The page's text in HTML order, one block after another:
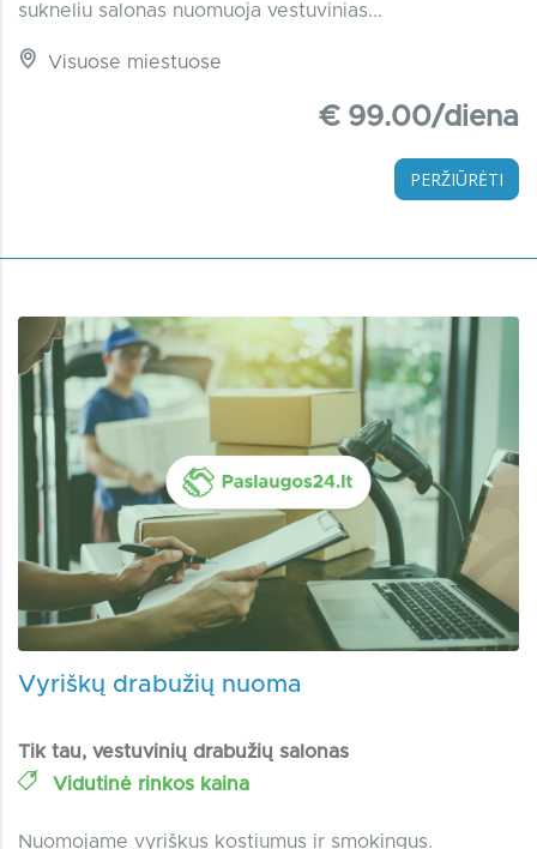
sukneliu salonas nuomuoja vestuvinias...
Visuose miestuose
€ 99.00/diena
PERŽIŪRĖTI
Vyriškų drabužių nuoma
Tik tau, vestuvinių drabužių salonas
Vidutinė rinkos kaina
Nuomojame vyriškus kostiumus ir smokingus.